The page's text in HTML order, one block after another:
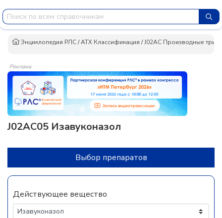
Энциклопедия РЛС/АТХ Классификация /J02AC Производные
Реклама
J02AC05 Изавуконазол
Выбор препаратов
Действующее вещество